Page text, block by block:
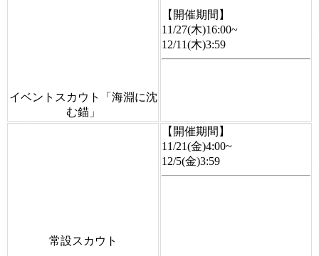
イベントスカウト「海淵に沈
む錨」
【開催期間】
11/27(木)16:00~
12/11(木)3:59
常設スカウト
【開催期間】
11/21(金)4:00~
12/5(金)3:59